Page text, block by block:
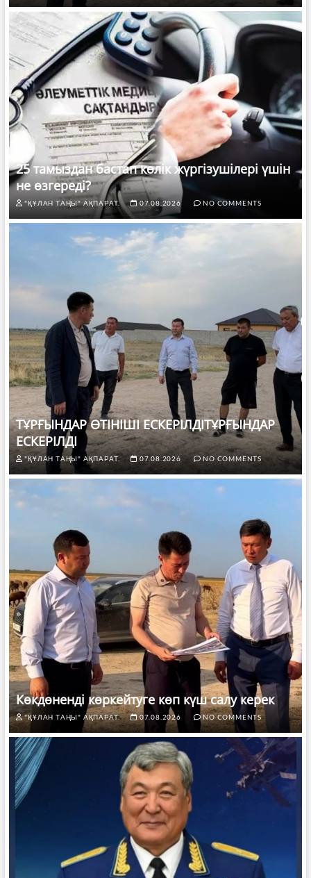
25 тамыздан бастап көлік жүргізушілері үшін
не өзгереді?
"ҚҰЛАН ТАҢЫ" АҚПАРАТ. 07.08.2026 NO COMMENTS
ТҰРҒЫНДАР ӨТІНІШІ ЕСКЕРІЛДІТҰРҒЫНДАР
ЕСКЕРІЛДІ
"ҚҰЛАН ТАҢЫ" АҚПАРАТ. 07.08.2026 NO COMMENTS
Көкдөненді көркейтуге көп күш салу керек
"ҚҰЛАН ТАҢЫ" АҚПАРАТ. 07.08.2026 NO COMMENTS